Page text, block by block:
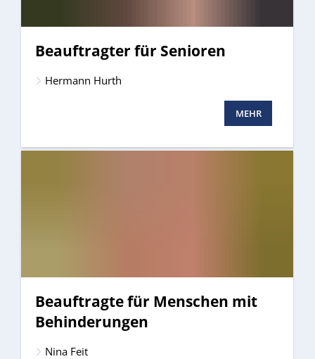
Beauftragter für Senioren
Hermann Hurth
MEHR
Beauftragte für Menschen mit
Behinderungen
Nina Feit